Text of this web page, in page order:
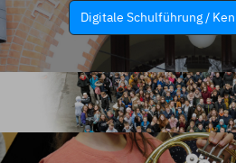
Digitale Schulführung /